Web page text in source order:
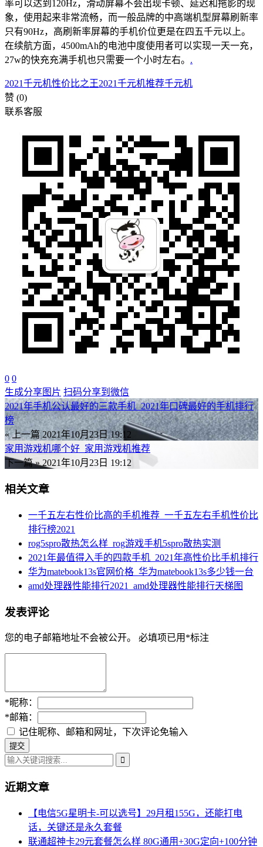
率可以达到120Hz，滑动屏幕不会出现卡顿、延迟和拖影的现
象，使用起来非常流畅，而一般品牌的中高端机型屏幕刷新率
只有90Hz，高刷新率屏幕的手机价位更是在四五千元以上。
在续航方面，4500mAh的电池中度使用者可以实现一天一充，
27w的快充充满手机也只需要一个小时左右。 .
2021千元机性价比之王2021千元机推荐千元机
赞 (0)
联系客服
0 0
生成分享图片 扫码分享到微信
2021年手机公认最好的三款手机_2021年口碑最好的手机排行
榜
« 上一篇 2021年10月23日 19:12
家用游戏机哪个好_家用游戏机推荐
下一篇 » 2021年10月23日 19:12
相关文章
一千五左右性价比高的手机推荐_一千五左右手机性价比
排行榜2021
rog5spro散热怎么样_rog游戏手机5spro散热实测
2021年最值得入手的四款手机_2021年高性价比手机排行
华为matebook13s官网价格_华为matebook13s多少钱一台
amd处理器性能排行2021_amd处理器性能排行天梯图
发表评论
您的电子邮箱地址不会被公开。 必填项已用 *标注
*昵称：
*邮箱：
记住昵称、邮箱和网址，下次评论免输入
近期文章
【电信5G星明卡-可以选号】29月租155G，还能打电
话，关键还是永久套餐
联通超神卡29元套餐怎么样 80G通用+30G定向+100分钟